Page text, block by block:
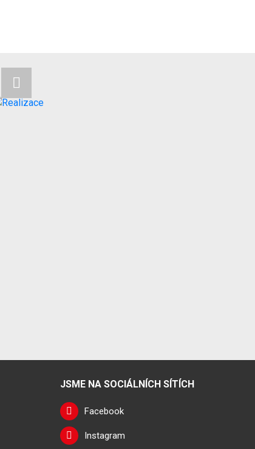
JSME NA SOCIÁLNÍCH SÍTÍCH
Facebook
Instagram